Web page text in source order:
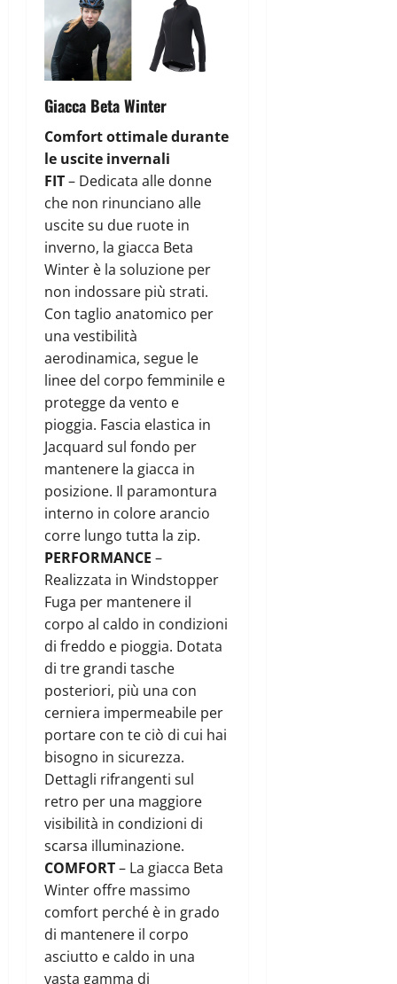
Giacca Beta Winter
Comfort ottimale durante
le uscite invernali
FIT– Dedicata alle donne
che non rinunciano alle
uscite su due ruote in
inverno, la giacca Beta
Winter è la soluzione per
non indossare più strati.
Con taglio anatomico per
una vestibilità
aerodinamica, segue le
linee del corpo femminile e
protegge da vento e
pioggia. Fascia elastica in
Jacquard sul fondo per
mantenere la giacca in
posizione. Il paramontura
interno in colore arancio
corre lungo tutta la zip.
PERFORMANCE –
Realizzata in Windstopper
Fuga per mantenere il
corpo al caldo in condizioni
di freddo e pioggia. Dotata
di tre grandi tasche
posteriori, più una con
cerniera impermeabile per
portare con te ciò di cui hai
bisogno in sicurezza.
Dettagli rifrangenti sul
retro per una maggiore
visibilità in condizioni di
scarsa illuminazione.
COMFORT– La giacca Beta
Winter offre massimo
comfort perché è in grado
di mantenere il corpo
asciutto e caldo in una
vasta gamma di